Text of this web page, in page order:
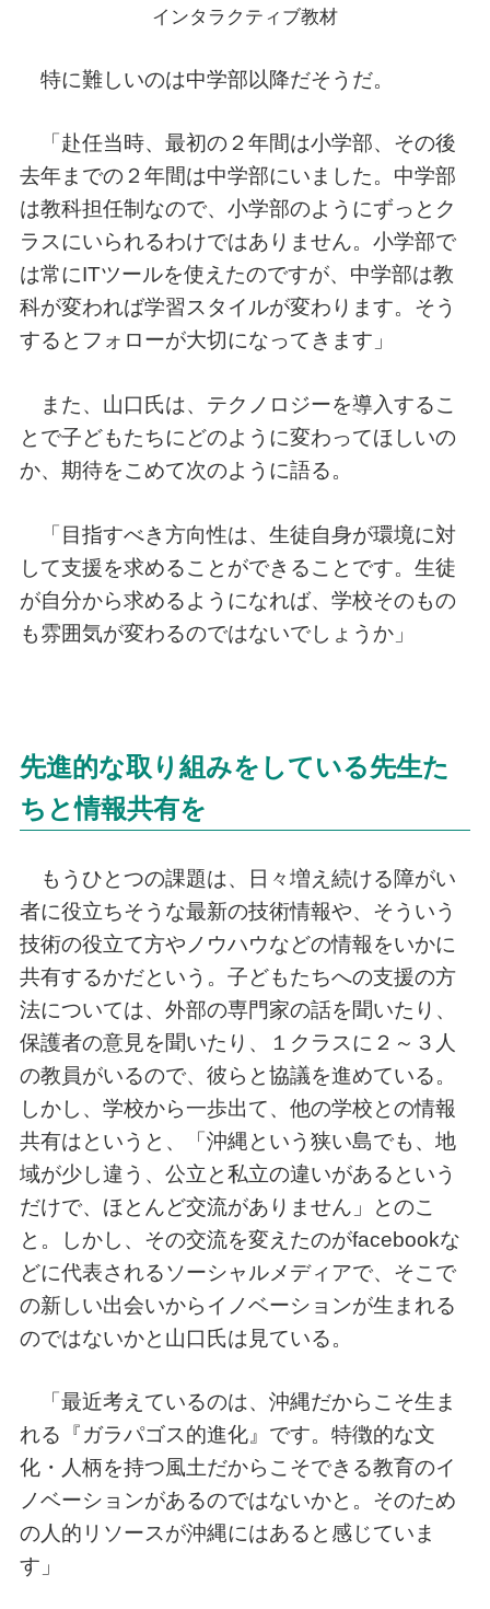
インタラクティブ教材
特に難しいのは中学部以降だそうだ。
「赴任当時、最初の２年間は小学部、その後
去年までの２年間は中学部にいました。中学部
は教科担任制なので、小学部のようにずっとク
ラスにいられるわけではありません。小学部で
は常にITツールを使えたのですが、中学部は教
科が変われば学習スタイルが変わります。そう
するとフォローが大切になってきます」
また、山口氏は、テクノロジーを導入するこ
とで子どもたちにどのように変わってほしいの
か、期待をこめて次のように語る。
「目指すべき方向性は、生徒自身が環境に対
して支援を求めることができることです。生徒
が自分から求めるようになれば、学校そのもの
も雰囲気が変わるのではないでしょうか」
先進的な取り組みをしている先生た
ちと情報共有を
もうひとつの課題は、日々増え続ける障がい
者に役立ちそうな最新の技術情報や、そういう
技術の役立て方やノウハウなどの情報をいかに
共有するかだという。子どもたちへの支援の方
法については、外部の専門家の話を聞いたり、
保護者の意見を聞いたり、１クラスに２～３人
の教員がいるので、彼らと協議を進めている。
しかし、学校から一歩出て、他の学校との情報
共有はというと、「沖縄という狭い島でも、地
域が少し違う、公立と私立の違いがあるという
だけで、ほとんど交流がありません」とのこ
と。しかし、その交流を変えたのがfacebookな
どに代表されるソーシャルメディアで、そこで
の新しい出会いからイノベーションが生まれる
のではないかと山口氏は見ている。
「最近考えているのは、沖縄だからこそ生ま
れる『ガラパゴス的進化』です。特徴的な文
化・人柄を持つ風土だからこそできる教育のイ
ノベーションがあるのではないかと。そのため
の人的リソースが沖縄にはあると感じていま
す」